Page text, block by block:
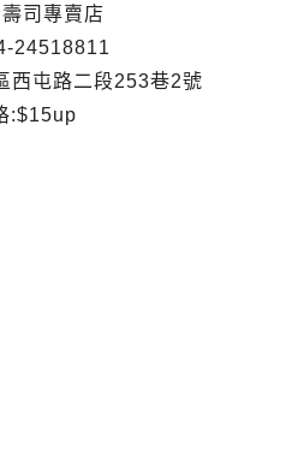
司專賣店
24518811
西屯路二段253巷2號
:$15up